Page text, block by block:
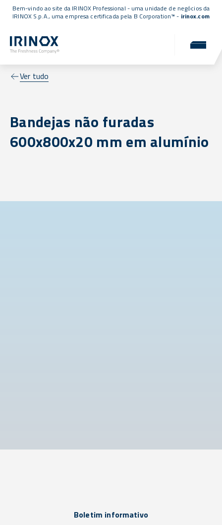
Bem-vindo ao site da IRINOX Professional - uma unidade de negócios da
IRINOX S.p.A., uma empresa certificada pela B Corporation™ - irinox.com
Ver tudo
Bandejas não furadas
600x800x20 mm em alumínio
Boletim informativo